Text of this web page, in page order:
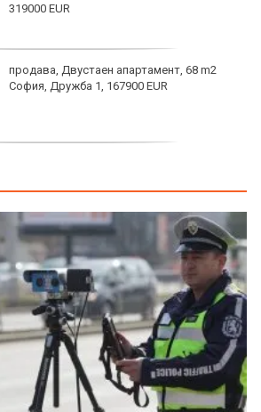
319000 EUR
продава, Двустаен апартамент, 68 m2
София, Дружба 1, 167900 EUR